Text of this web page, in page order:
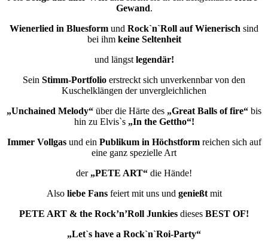
Gewand.
Wienerlied in Bluesform und Rock`n`Roll auf Wienerisch sind
bei ihm keine Seltenheit
und längst legendär!
Sein Stimm-Portfolio erstreckt sich unverkennbar von den
Kuschelklängen der unvergleichlichen
„Unchained Melody“ über die Härte des „Great Balls of fire“ bis
hin zu Elvis`s„In the Gettho“!
Immer Vollgasund ein Publikum in Höchstformreichen sich auf
eine ganz spezielle Art
der „PETE ART“ die Hände!
Also liebe Fansfeiert mit uns und genießtmit
PETE ART & the Rock’n’Roll Junkies dieses BEST OF!
„Let`s have a Rock`n`Roi-Party“